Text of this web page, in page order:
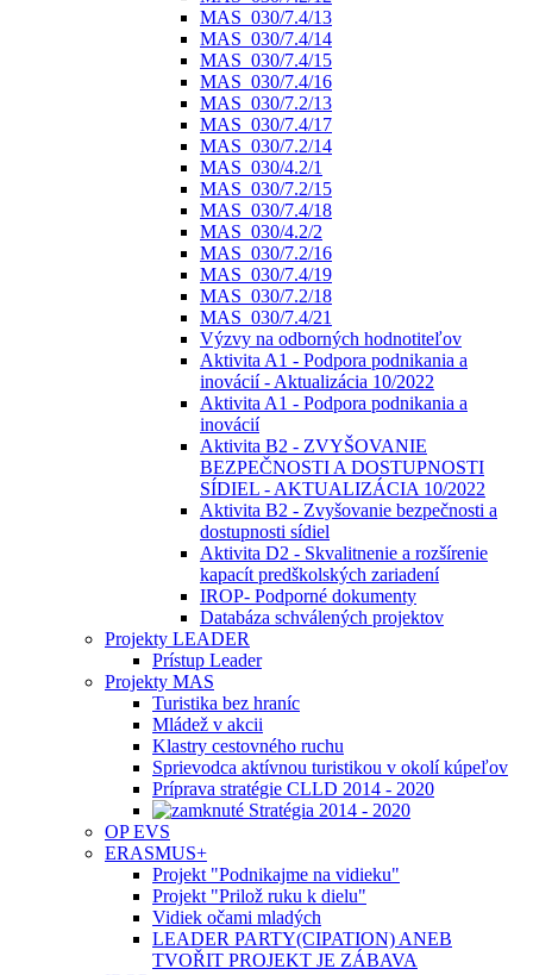
MAS_030/7.4/13
MAS_030/7.4/14
MAS_030/7.4/15
MAS_030/7.4/16
MAS_030/7.2/13
MAS_030/7.4/17
MAS_030/7.2/14
MAS_030/4.2/1
MAS_030/7.2/15
MAS_030/7.4/18
MAS_030/4.2/2
MAS_030/7.2/16
MAS_030/7.4/19
MAS_030/7.2/18
MAS_030/7.4/21
Výzvy na odborných hodnotiteľov
Aktivita A1 - Podpora podnikania a
inovácií - Aktualizácia 10/2022
Aktivita A1 - Podpora podnikania a
inovácií
Aktivita B2 - ZVYŠOVANIE
BEZPEČNOSTI A DOSTUPNOSTI
SÍDIEL - AKTUALIZÁCIA 10/2022
Aktivita B2 - Zvyšovanie bezpečnosti a
dostupnosti sídiel
Aktivita D2 - Skvalitnenie a rozšírenie
kapacít predškolských zariadení
IROP- Podporné dokumenty
Databáza schválených projektov
Projekty LEADER
Prístup Leader
Projekty MAS
Turistika bez hraníc
Mládež v akcii
Klastry cestovného ruchu
Sprievodca aktívnou turistikou v okolí kúpeľov
Príprava stratégie CLLD 2014 - 2020
Stratégia 2014 - 2020
OP EVS
ERASMUS+
Projekt "Podnikajme na vidieku"
Projekt "Prilož ruku k dielu"
Vidiek očami mladých
LEADER PARTY(CIPATION) ANEB
TVOŘIT PROJEKT JE ZÁBAVA